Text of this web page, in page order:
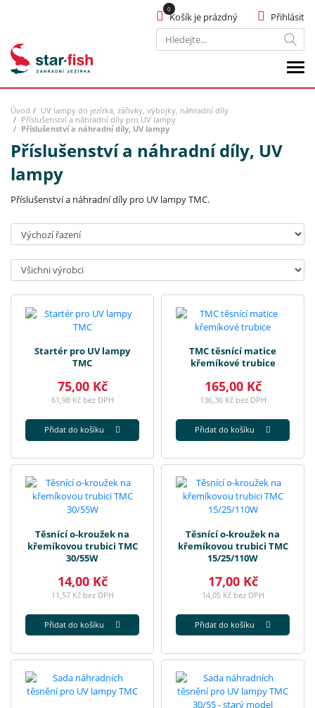
Hledat
Přihlásit
Košík je prázdný
Úvod
UV lampy do jezírka, zářivky, výbojky, náhradní díly
Příslušenství a náhradní díly pro UV lampy
Příslušenství a náhradní díly, UV lampy
Příslušenství a náhradní díly, UV
lampy
Příslušenství a náhradní díly pro UV lampy TMC.
Seřadit:
Výrobci:
Startér pro UV lampy
TMC
75,00 Kč
61,98 Kč bez DPH
Přidat do košíku
TMC těsnící matice
křemíkové trubice
165,00 Kč
136,36 Kč bez DPH
Přidat do košíku
Těsnící o-kroužek na
křemíkovou trubici TMC
30/55W
14,00 Kč
11,57 Kč bez DPH
Přidat do košíku
Těsnící o-kroužek na
křemíkovou trubici TMC
15/25/110W
17,00 Kč
14,05 Kč bez DPH
Přidat do košíku